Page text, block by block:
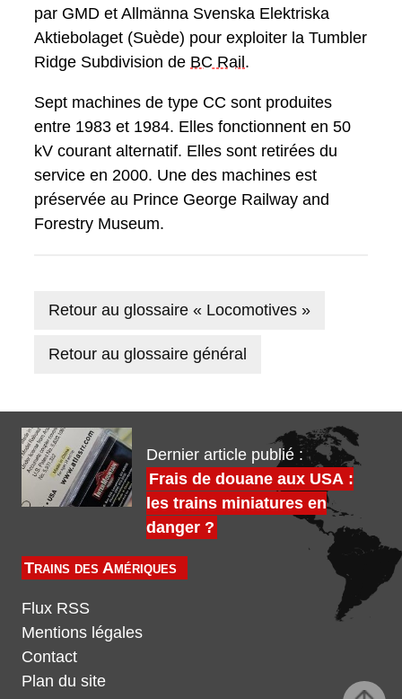
par GMD et Allmänna Svenska Elektriska
Aktiebolaget (Suède) pour exploiter la Tumbler
Ridge Subdivision de BC Rail .
Sept machines de type CC sont produites
entre 1983 et 1984. Elles fonctionnent en 50
kV courant alternatif. Elles sont retirées du
service en 2000. Une des machines est
préservée au Prince George Railway and
Forestry Museum.
Retour au glossaire « Locomotives »
Retour au glossaire général
Dernier article publié :
Frais de douane aux USA :
les trains miniatures en
danger ?
Trains des Amériques
Flux RSS
Mentions légales
Contact
Plan du site